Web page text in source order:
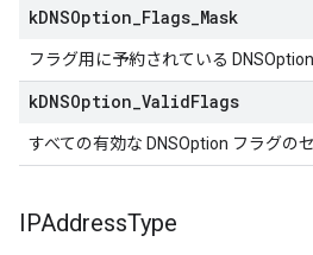
kDNSOption Flags Mask
フラグ用に予約されている
kDNSOption ValidFlags
すべての有効な DNSOption フラグのセ
IPAddressType